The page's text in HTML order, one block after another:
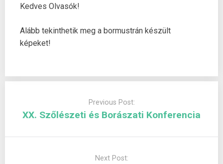
Kedves Olvasók!
Alább tekinthetik meg a bormustrán készült
képeket!
Previous Post:
XX. Szőlészeti és Borászati Konferencia
Next Post: